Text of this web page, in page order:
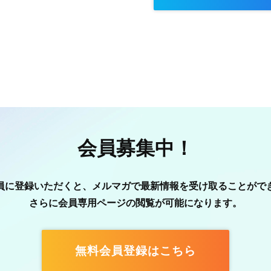
会員募集中！
に登録いただくと、メルマガで最新情報を受け取ることがで
さらに会員専用ページの閲覧が可能になります。
無料会員登録はこちら